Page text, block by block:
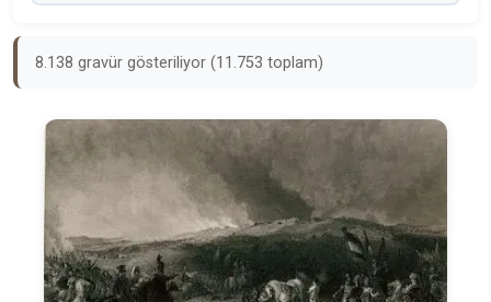
8.138 gravür gösteriliyor (11.753 toplam)